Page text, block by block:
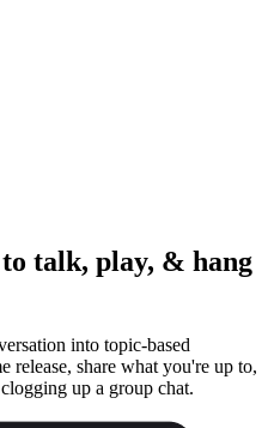
talk, play, & hang
into topic-based
release, share what you're up to,
up a group chat.